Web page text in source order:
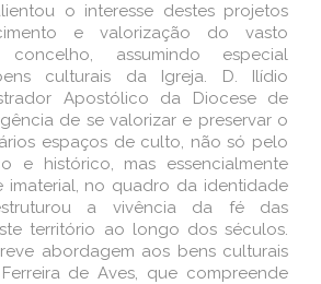
o interesse destes projetos
e valorização do vasto
assumindo especial
culturais da Igreja. D. Ilídio
Apostólico da Diocese de
de se valorizar e preservar o
espaços de culto, não só pelo
e histórico, mas essencialmente
imaterial, no quadro da identidade
a vivência da fé das
território ao longo dos séculos.
abordagem aos bens culturais
de Aves, que compreende